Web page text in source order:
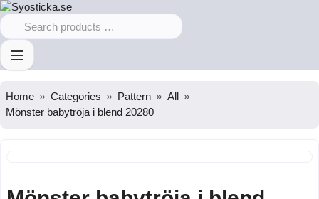
Home Categories Pattern
All
Mönster babytröja i blend 20280